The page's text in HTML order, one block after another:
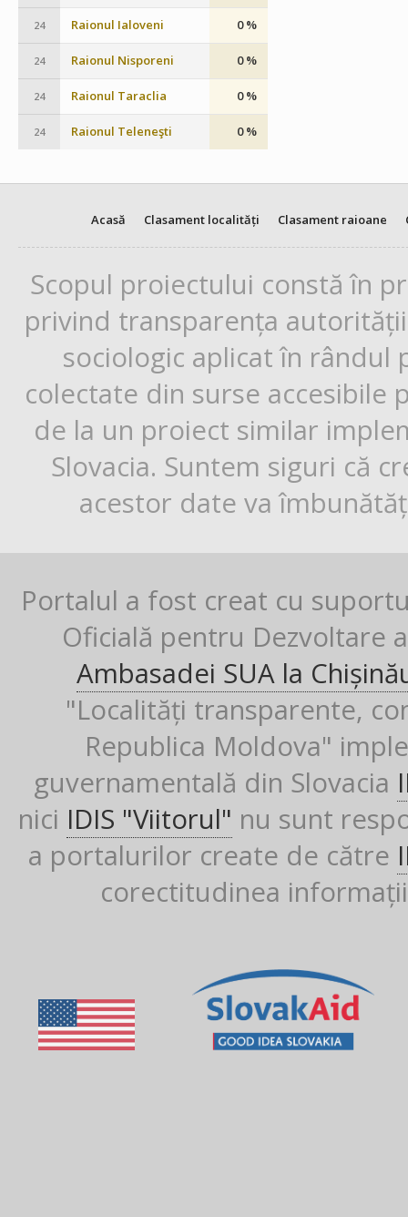
24 Raionul Ialoveni 0 %
24 Raionul Nisporeni 0 %
24 Raionul Taraclia 0 %
24 Raionul Teleneşti 0 %
Acasă Clasament localități Clasament raioane
Scopul proiectului constă în
privind transparența
sociologic aplicat în rândul
colectate din surse
de la un proiect similar
Slovacia. Suntem siguri că
acestor date va
Portalul a fost creat cu
Oficială pentru Dezvoltare
Ambasadei SUA la
"Localități transparente,
Republica Moldova"
guvernamentală din Slovacia
nici IDIS "Viitorul" nu sunt
a portalurilor create de către
corectitudinea